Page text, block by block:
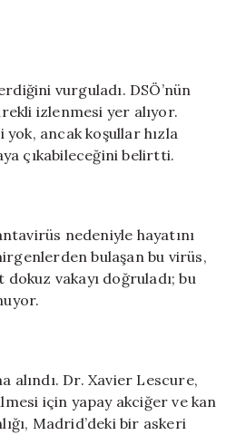
vurguladı. DSÖ’nün
izlenmesi yer alıyor.
yok, ancak koşullar hızla
çıkabileceğini belirtti.
nedeniyle hayatını
bulaşan bu virüs,
vakayı doğruladı; bu
alındı. Dr. Xavier Lescure,
için yapay akciğer ve kan
Madrid’deki bir askeri